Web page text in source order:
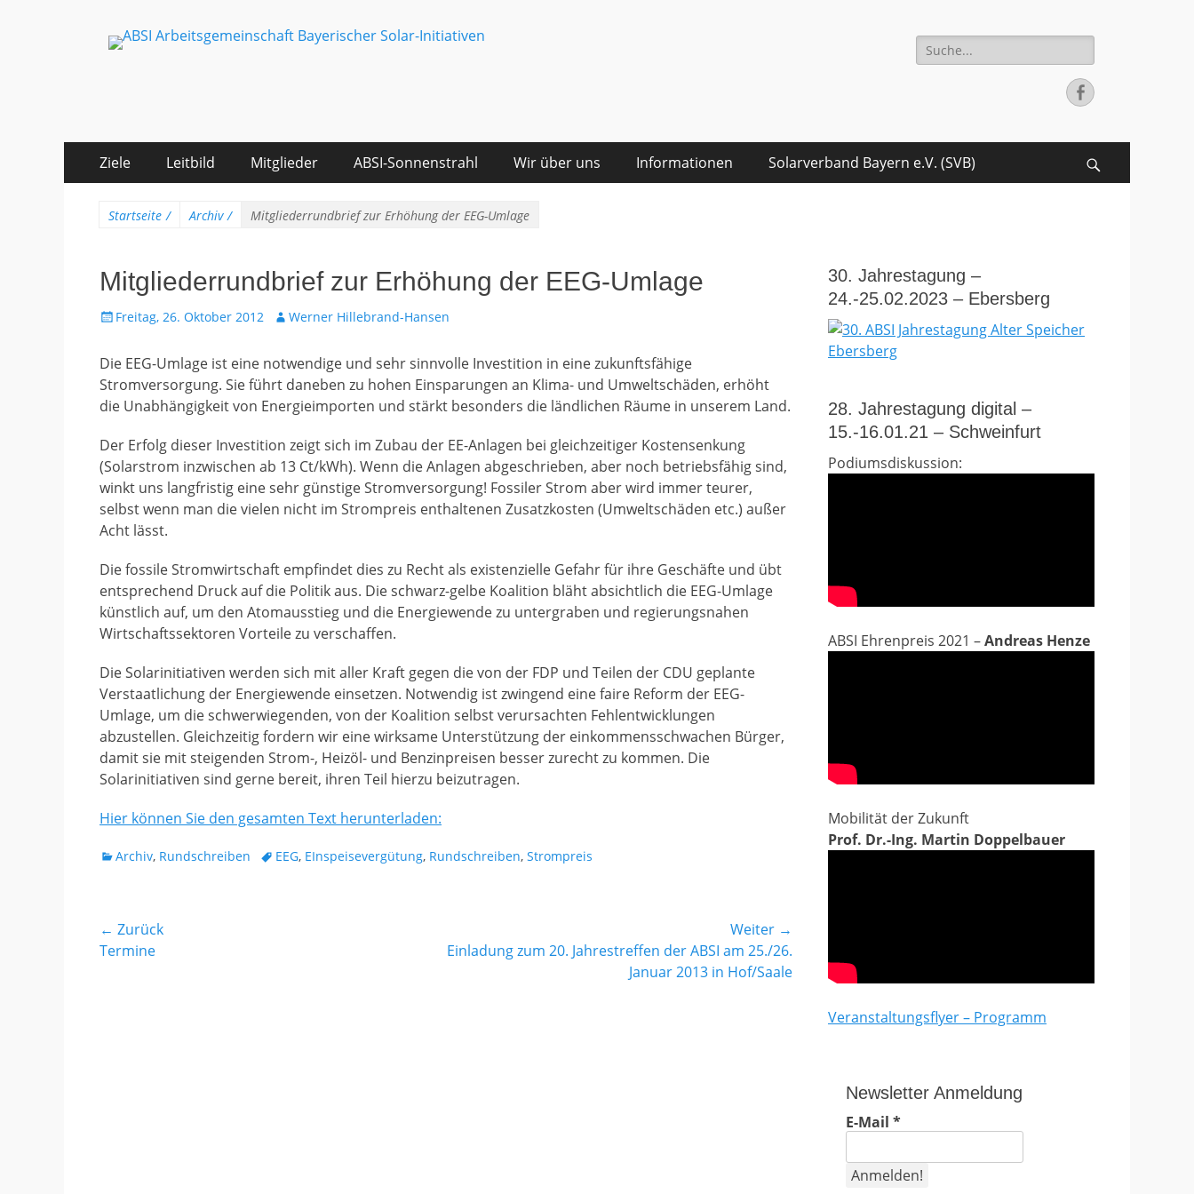
ABSI Arbeitsgemeinschaft Bayerischer Solar-Initiativen
100% Erneuerbare Energien
Suche
für:
Facebook
Erstes
Menü
Inhalt:
Ziele Leitbild Mitglieder ABSI-Sonnenstrahl Wir über uns Informationen Solarverband Bayern e.V. (SVB)
Startseite / Archiv / Mitgliederrundbrief zur Erhöhung der EEG-Umlage
Mitgliederrundbrief zur Erhöhung der EEG-Umlage
Gepostet
Freitag, 26. Oktober 2012 AutorWerner Hillebrand-Hansen
Die EEG-Umlage ist eine notwendige und sehr sinnvolle Investition in eine zukunftsfähige
Stromversorgung. Sie führt daneben zu hohen Einsparungen an Klima- und Umweltschäden, erhöht
die Unabhängigkeit von Energieimporten und stärkt besonders die ländlichen Räume in unserem Land.
Der Erfolg dieser Investition zeigt sich im Zubau der EE-Anlagen bei gleichzeitiger Kostensenkung
(Solarstrom inzwischen ab 13 Ct/kWh). Wenn die Anlagen abgeschrieben, aber noch betriebsfähig sind,
winkt uns langfristig eine sehr günstige Stromversorgung! Fossiler Strom aber wird immer teurer,
selbst wenn man die vielen nicht im Strompreis enthaltenen Zusatzkosten (Umweltschäden etc.) außer
Acht lässt.
Die fossile Stromwirtschaft empfindet dies zu Recht als existenzielle Gefahr für ihre Geschäfte und übt
entsprechend Druck auf die Politik aus. Die schwarz-gelbe Koalition bläht absichtlich die EEG-Umlage
künstlich auf, um den Atomausstieg und die Energiewende zu untergraben und regierungsnahen
Wirtschaftssektoren Vorteile zu verschaffen.
Die Solarinitiativen werden sich mit aller Kraft gegen die von der FDP und Teilen der CDU geplante
Verstaatlichung der Energiewende einsetzen. Notwendig ist zwingend eine faire Reform der EEG-
Umlage, um die schwerwiegenden, von der Koalition selbst verursachten Fehlentwicklungen
abzustellen. Gleichzeitig fordern wir eine wirksame Unterstützung der einkommensschwachen Bürger,
damit sie mit steigenden Strom-, Heizöl- und Benzinpreisen besser zurecht zu kommen. Die
Solarinitiativen sind gerne bereit, ihren Teil hierzu beizutragen.
Hier können Sie den gesamten Text herunterladen:
Kategorien
Archiv, Rundschreiben TagsEEG, EInspeisevergütung, Rundschreiben, Strompreis
Beitragsnavigation
← Zurück
Vorhergehender
Termine
Weiter →
Nächster
Einladung zum 20. Jahrestreffen der ABSI am 25./26.
Januar 2013 in Hof/Saale
30. Jahrestagung –
24.-25.02.2023 – Ebersberg
28. Jahrestagung digital –
15.-16.01.21 – Schweinfurt
Podiumsdiskussion:
ABSI Ehrenpreis 2021 –Andreas Henze
Mobilität der Zukunft
Prof. Dr.-Ing. Martin Doppelbauer
Veranstaltungsflyer – Programm
Newsletter Anmeldung
E-Mail *